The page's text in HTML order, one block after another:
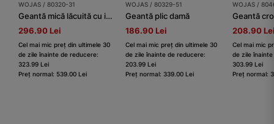
WOJAS / 80320-31
Geantă mică lăcuită cu insectă decorativă
296.90 Lei
Cel mai mic preț din ultimele 30
de zile înainte de reducere:
323.99 Lei
Preț normal: 539.00 Lei
WOJAS / 80329-51
Geantă plic damă
186.90 Lei
Cel mai mic preț din ultimele 30
de zile înainte de reducere:
203.99 Lei
Preț normal: 339.00 Lei
WOJAS /
208.90
Cel mai mic
de zile
303.99 Lei
Preț normal: